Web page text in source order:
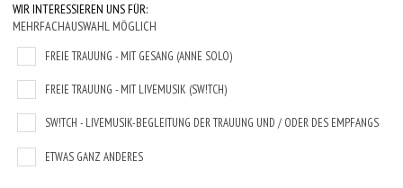
WIR INTERESSIEREN UNS FÜR:
MEHRFACHAUSWAHL MÖGLICH
FREIE TRAUUNG - MIT GESANG (ANNE SOLO)
FREIE TRAUUNG - MIT LIVEMUSIK (SW!TCH)
SW!TCH - LIVEMUSIK-BEGLEITUNG DER TRAUUNG UND / ODER DES EMPFANGS
ETWAS GANZ ANDERES